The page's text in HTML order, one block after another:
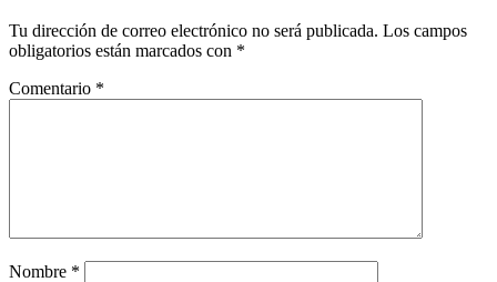
Tu dirección de correo electrónico no será publicada. Los campos
obligatorios están marcados con *
Comentario *
Nombre *